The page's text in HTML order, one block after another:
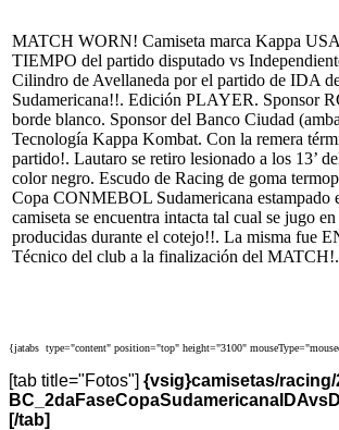
MATCH WORN! Camiseta marca Kappa
TIEMPO del partido disputado vs
Cilindro de Avellaneda por el partido de IDA
Sudamericana!!. Edición PLAYER. Sponsor
borde blanco. Sponsor del Banco Ciudad
Tecnología Kappa Kombat. Con la remera
partido!. Lautaro se retiro lesionado a los 13’
color negro. Escudo de Racing de goma
Copa CONMEBOL Sudamericana estampado
camiseta se encuentra intacta tal cual se jugo
producidas durante el cotejo!!. La misma fue
Técnico del club a la finalización del MATCH!.
{jatabs type="content" position="top" height="3100"
[tab title="Fotos"] {vsig}camisetas/
[/tab]